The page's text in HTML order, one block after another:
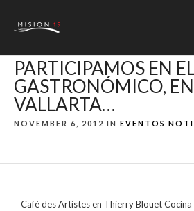
PARTICIPAMOS EN
GASTRONÓMICO,
VALLARTA…
NOVEMBER 6, 2012 IN EVENTOS
Café des Artistes en Thierry Blouet